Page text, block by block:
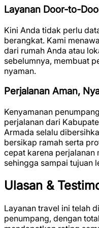
Layanan Door-to-
Kini Anda tidak perlu
berangkat. Kami
dari rumah Anda atau
sebelumnya, membuat
nyaman.
Perjalanan Aman,
Kenyamanan
perjalanan dari
Armada selalu
bersikap ramah serta
cepat karena perjalanan
sehingga sampai tujuan
Ulasan &
Layanan travel ini telah
penumpang, dengan total